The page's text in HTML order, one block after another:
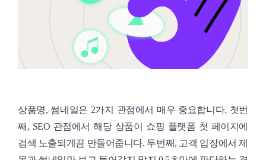
상품명, 썸네일은 2가지 관점에서 매우 중요합니다. 첫번
째, SEO 관점에서 해당 상품이 쇼핑 플랫폼 첫 페이지에
검색 노출되게끔 만들어줍니다. 두번째, 고객 입장에서 제